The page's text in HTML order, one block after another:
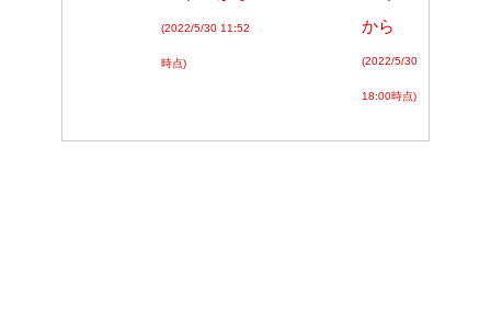
(2022/5/30 11:52
時点)
から
(2022/5/30
18:00時点)